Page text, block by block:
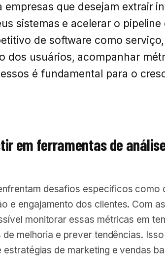
empresas que desejam extrair
sistemas e acelerar o
de software como
dos usuários, acompanhar
é fundamental para o
em ferramentas de
desafios específicos como
e engajamento dos clientes. Com
monitorar essas métricas em
melhoria e prever tendências.
estratégias de marketing e vendas